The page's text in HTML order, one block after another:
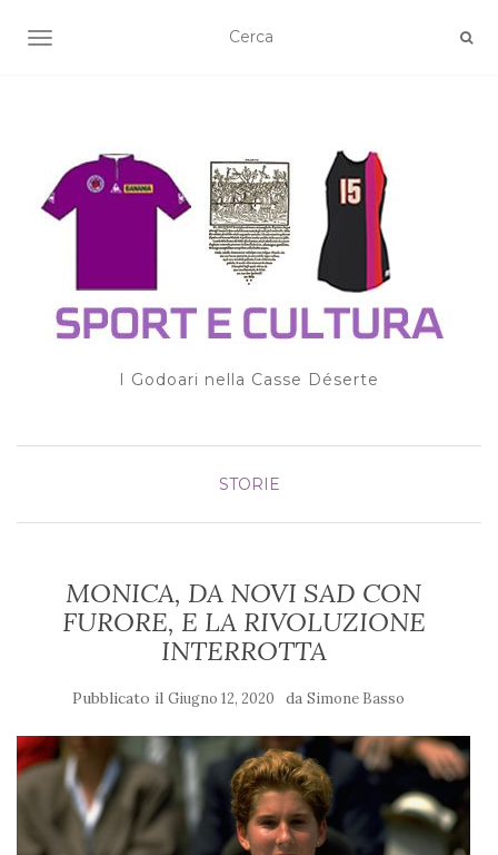
TOGGLE NAVIGATION
I Godoari nella Casse Déserte
STORIE
MONICA, DA NOVI SAD CON
FURORE, E LA RIVOLUZIONE
INTERROTTA
Pubblicato il Giugno 12, 2020 da Simone Basso